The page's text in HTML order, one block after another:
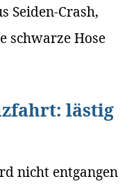
Seiden-Crash,
schwarze Hose
lästig
nicht entgangen